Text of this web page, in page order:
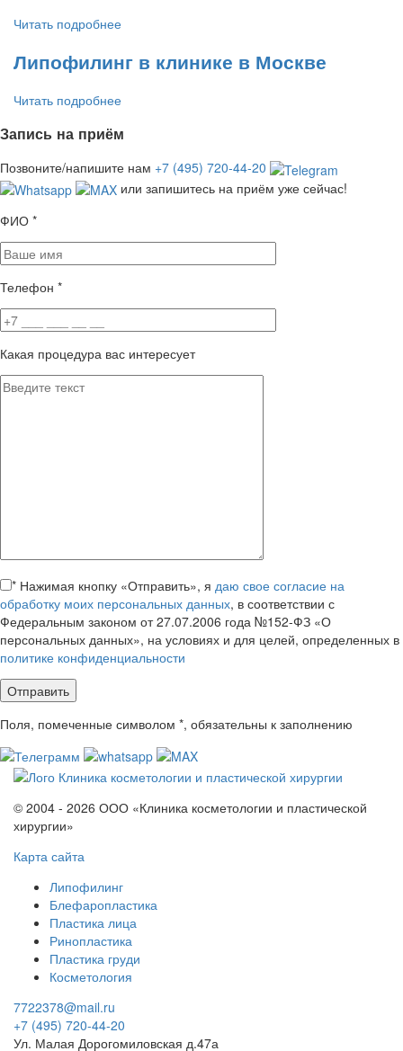
Читать подробнее
Липофилинг в клинике в Москве
Читать подробнее
Запись на приём
Позвоните/напишите нам +7 (495) 720-44-20
или запишитесь на приём уже сейчас!
ФИО *
Телефон *
Какая процедура вас интересует
* Нажимая кнопку «Отправить», я даю свое согласие на
обработку моих персональных данных, в соответствии с
Федеральным законом от 27.07.2006 года №152-ФЗ «О
персональных данных», на условиях и для целей, определенных в
политике конфиденциальности
Поля, помеченные символом *, обязательны к заполнению
© 2004 - 2026 ООО «Клиника косметологии и пластической
хирургии»
Карта сайта
Липофилинг
Блефаропластика
Пластика лица
Ринопластика
Пластика груди
Косметология
7722378@mail.ru
+7 (495) 720-44-20
Ул. Малая Дорогомиловская д.47а